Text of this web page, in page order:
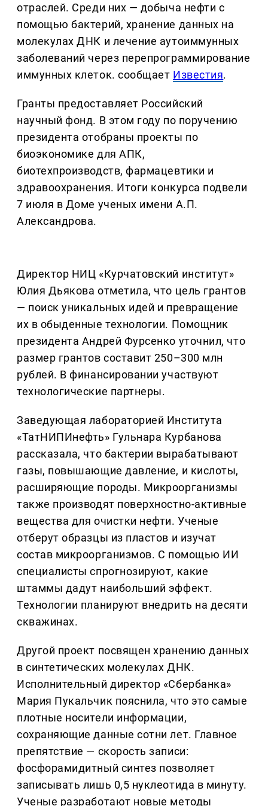
отраслей. Среди них — добыча нефти с
помощью бактерий, хранение данных на
молекулах ДНК и лечение аутоиммунных
заболеваний через перепрограммирование
иммунных клеток. сообщает Известия.
Гранты предоставляет Российский
научный фонд. В этом году по поручению
президента отобраны проекты по
биоэкономике для АПК,
биотехпроизводств, фармацевтики и
здравоохранения. Итоги конкурса подвели
7 июля в Доме ученых имени А.П.
Александрова.
Директор НИЦ «Курчатовский институт»
Юлия Дьякова отметила, что цель грантов
— поиск уникальных идей и превращение
их в обыденные технологии. Помощник
президента Андрей Фурсенко уточнил, что
размер грантов составит 250–300 млн
рублей. В финансировании участвуют
технологические партнеры.
Заведующая лабораторией Института
«ТатНИПИнефть» Гульнара Курбанова
рассказала, что бактерии вырабатывают
газы, повышающие давление, и кислоты,
расширяющие породы. Микроорганизмы
также производят поверхностно-активные
вещества для очистки нефти. Ученые
отберут образцы из пластов и изучат
состав микроорганизмов. С помощью ИИ
специалисты спрогнозируют, какие
штаммы дадут наибольший эффект.
Технологии планируют внедрить на десяти
скважинах.
Другой проект посвящен хранению данных
в синтетических молекулах ДНК.
Исполнительный директор «Сбербанка»
Мария Пукальчик пояснила, что это самые
плотные носители информации,
сохраняющие данные сотни лет. Главное
препятствие — скорость записи:
фосфорамидитный синтез позволяет
записывать лишь 0,5 нуклеотида в минуту.
Ученые разработают новые методы